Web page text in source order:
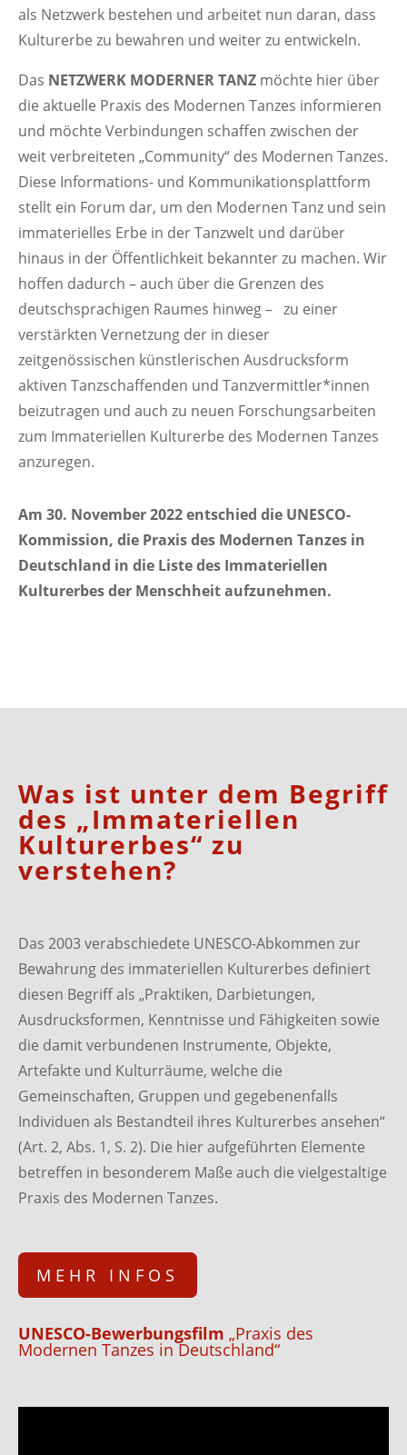
als Netzwerk bestehen und arbeitet nun daran, dass
Kulturerbe zu bewahren und weiter zu entwickeln.
Das NETZWERK MODERNER TANZ möchte hier über
die aktuelle Praxis des Modernen Tanzes informieren
und möchte Verbindungen schaffen zwischen der
weit verbreiteten „Community“ des Modernen Tanzes.
Diese Informations- und Kommunikationsplattform
stellt ein Forum dar, um den Modernen Tanz und sein
immaterielles Erbe in der Tanzwelt und darüber
hinaus in der Öffentlichkeit bekannter zu machen. Wir
hoffen dadurch – auch über die Grenzen des
deutschsprachigen Raumes hinweg – zu einer
verstärkten Vernetzung der in dieser
zeitgenössischen künstlerischen Ausdrucksform
aktiven Tanzschaffenden und Tanzvermittler*innen
beizutragen und auch zu neuen Forschungsarbeiten
zum Immateriellen Kulturerbe des Modernen Tanzes
anzuregen.
Am 30. November 2022 entschied die UNESCO-
Kommission, die Praxis des Modernen Tanzes in
Deutschland in die Liste des Immateriellen
Kulturerbes der Menschheit aufzunehmen.
Was ist unter dem Begriff
des „Immateriellen
Kulturerbes“ zu
verstehen?
Das 2003 verabschiedete UNESCO-Abkommen zur
Bewahrung des immateriellen Kulturerbes definiert
diesen Begriff als „Praktiken, Darbietungen,
Ausdrucksformen, Kenntnisse und Fähigkeiten sowie
die damit verbundenen Instrumente, Objekte,
Artefakte und Kulturräume, welche die
Gemeinschaften, Gruppen und gegebenenfalls
Individuen als Bestandteil ihres Kulturerbes ansehen“
(Art. 2, Abs. 1, S. 2). Die hier aufgeführten Elemente
betreffen in besonderem Maße auch die vielgestaltige
Praxis des Modernen Tanzes.
MEHR INFOS
UNESCO-Bewerbungsfilm „Praxis des
Modernen Tanzes in Deutschland“